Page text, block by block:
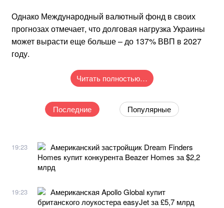
Однако Международный валютный фонд в своих
прогнозах отмечает, что долговая нагрузка Украины
может вырасти еще больше – до 137% ВВП в 2027
году.
Читать полностью…
Последние Популярные
19:23
Американский застройщик Dream Finders
Homes купит конкурента Beazer Homes за $2,2
млрд
19:23
Американская Apollo Global купит
британского лоукостера easyJet за £5,7 млрд